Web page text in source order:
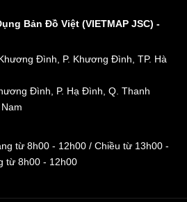
Bản Đồ Việt (VIETMAP JSC) -
Đình, P. Khương Đình, TP. Hà
Đình, P. Hạ Đình, Q. Thanh
từ 8h00 - 12h00 / Chiều từ 13h00 -
từ 8h00 - 12h00